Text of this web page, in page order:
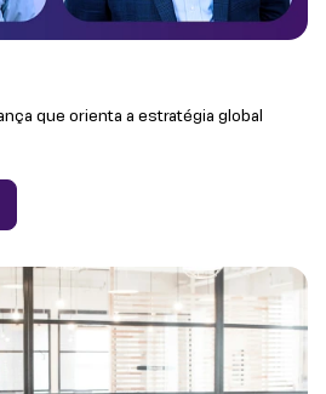
que orienta a estratégia global